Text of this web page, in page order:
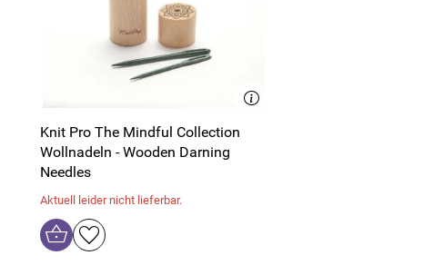
Knit Pro The Mindful Collection
Wollnadeln - Wooden Darning
Needles
Aktuell leider nicht lieferbar.